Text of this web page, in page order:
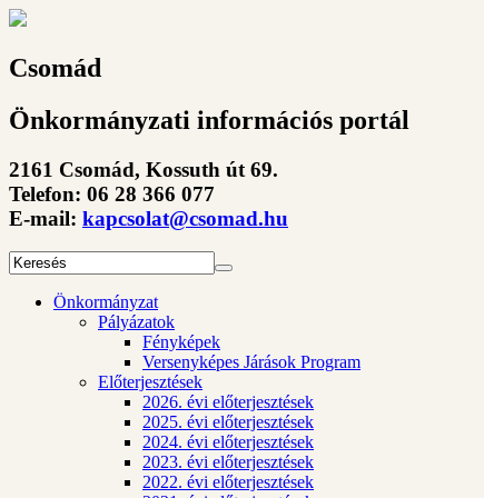
Csomád
Önkormányzati információs portál
2161 Csomád, Kossuth út 69.
Telefon: 06 28 366 077
E-mail: kapcsolat@csomad.hu
Önkormányzat
Pályázatok
Fényképek
Versenyképes Járások Program
Előterjesztések
2026. évi előterjesztések
2025. évi előterjesztések
2024. évi előterjesztések
2023. évi előterjesztések
2022. évi előterjesztések